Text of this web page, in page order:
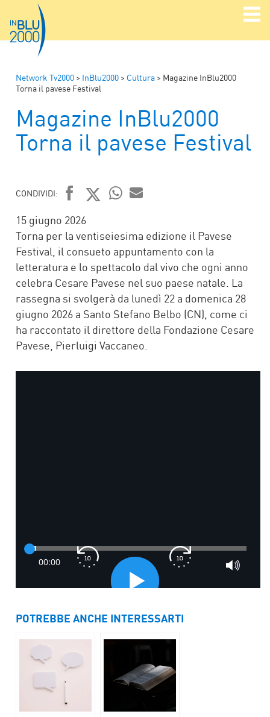
Network Tv2000 > InBlu2000 > Cultura > Magazine InBlu2000
Torna il pavese Festival
Magazine InBlu2000
Torna il pavese Festival
CONDIVIDI:
FACEBOOK
TWITTER
15 giugno 2026
Torna per la ventiseiesima edizione il Pavese
Festival, il consueto appuntamento con la
letteratura e lo spettacolo dal vivo che ogni anno
celebra Cesare Pavese nel suo paese natale. La
rassegna si svolgerà da lunedì 22 a domenica 28
giugno 2026 a Santo Stefano Belbo (CN), come ci
ha raccontato il direttore della Fondazione Cesare
Pavese, Pierluigi Vaccaneo.
POTREBBE ANCHE INTERESSARTI